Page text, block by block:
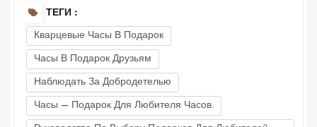
рождения, годовщины, выпускные и другие важные
легко превратить трогательный жест в неловкий.
Понимание того, как...
ТЕГИ :
Кварцевые Часы В Подарок
Часы В Подарок Друзьям
Наблюдать За Добродетелью
Часы — Подарок Для Любителя Часов.